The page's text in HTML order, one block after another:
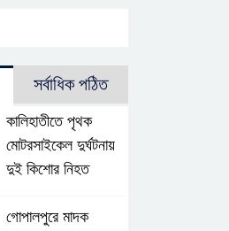
সর্বাধিক পঠিত
কালিহাতীতে পৃথক
মোটরসাইকেল দুর্ঘটনায়
দুই কিশোর নিহত
গোপালপুরে মাদক